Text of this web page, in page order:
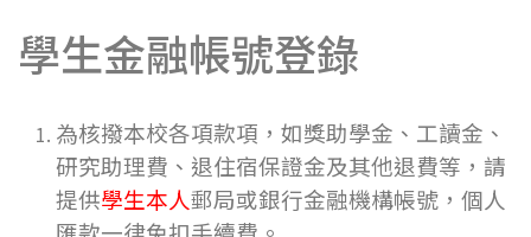
學生金融帳號登錄
為核撥本校各項款項，如獎助學金、工讀金、
研究助理費、退住宿保證金及其他退費等，請
提供學生本人郵局或銀行金融機構帳號，個人